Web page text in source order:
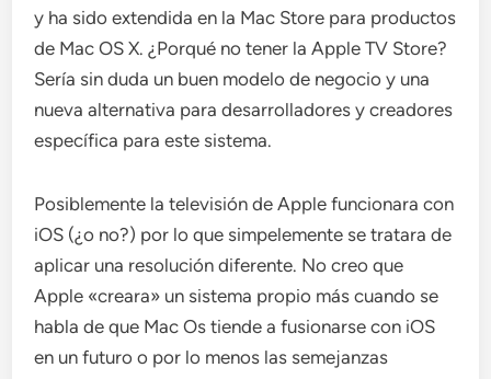
y ha sido extendida en la Mac Store para productos
de Mac OS X. ¿Porqué no tener la Apple TV Store?
Sería sin duda un buen modelo de negocio y una
nueva alternativa para desarrolladores y creadores
específica para este sistema.
Posiblemente la televisión de Apple funcionara con
iOS (¿o no?) por lo que simpelemente se tratara de
aplicar una resolución diferente. No creo que
Apple «creara» un sistema propio más cuando se
habla de que Mac Os tiende a fusionarse con iOS
en un futuro o por lo menos las semejanzas